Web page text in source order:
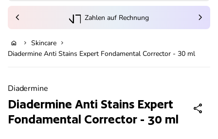
(Link öffnet in neuem Tab/Fenster)
Zahlen auf Rechnung
chevron_left chevron_right
home chevron_right Skincare chevron_right
Diadermine Anti Stains Expert Fondamental Corrector - 30 ml
Diadermine
Diadermine Anti Stains Expert
Fondamental Corrector - 30 ml
share